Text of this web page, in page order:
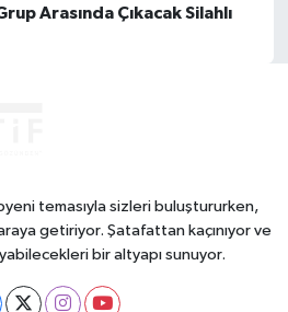
Arasında Çıkacak Silahlı
temasıyla sizleri buluştururken,
getiriyor. Şatafattan kaçınıyor ve
bir altyapı sunuyor.